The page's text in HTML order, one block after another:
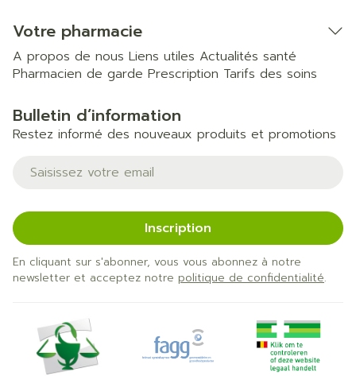
Votre pharmacie
A propos de nous Liens utiles Actualités santé
Pharmacien de garde Prescription Tarifs des soins
Bulletin d’information
Restez informé des nouveaux produits et promotions
Adresse mail
Inscription
En cliquant sur s'abonner, vous vous abonnez à notre
newsletter et acceptez notre politique de confidentialité.